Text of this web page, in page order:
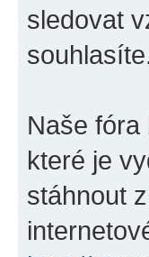
sledovat
Naše
které je
stáhnout z